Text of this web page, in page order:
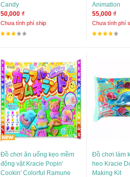
Candy
50,000 ₫
Chưa tính phí ship
Animation
55,000 ₫
Chưa tính phí
Đồ chơi ăn uống kẹo mềm
động vật Kracie Popin'
Cookin' Colorful Ramune
Đồ chơi làm
heo Kracie
Making Kit